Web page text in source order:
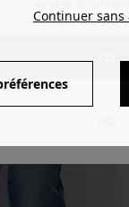
Continuer sans